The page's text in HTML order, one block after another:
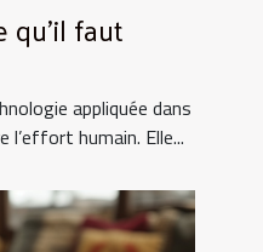
qu’il faut
appliquée dans
l’effort humain. Elle...